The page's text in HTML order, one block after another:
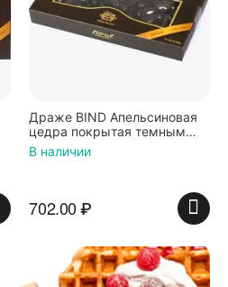
Драже BIND Апельсиновая
цедра покрытая темным
шоколадом 200г
В наличии
702.00₽